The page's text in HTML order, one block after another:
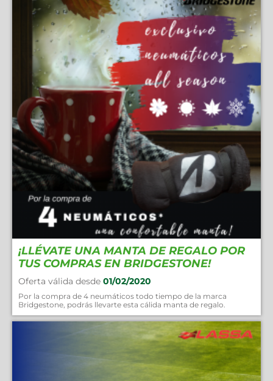
¡LLÉVATE UNA MANTA DE REGALO POR
TUS COMPRAS EN BRIDGESTONE!
Oferta válida desde 01/02/2020
Por la compra de 4 neumáticos todo tiempo de la marca
Bridgestone, podrás llevarte esta cálida manta de regalo.